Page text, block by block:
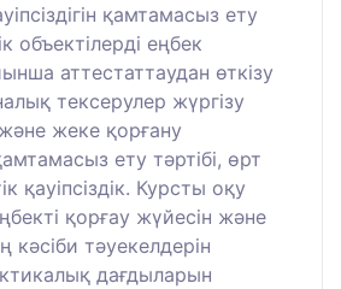
қамтамасыз ету
объектілерді еңбек
аттестаттаудан өткізу
тексерулер жүргізу
жеке қорғану
ету тәртібі, өрт
қауіпсіздік. Курсты оқу
қорғау жүйесін және
кәсіби тәуекелдерін
дағдыларын